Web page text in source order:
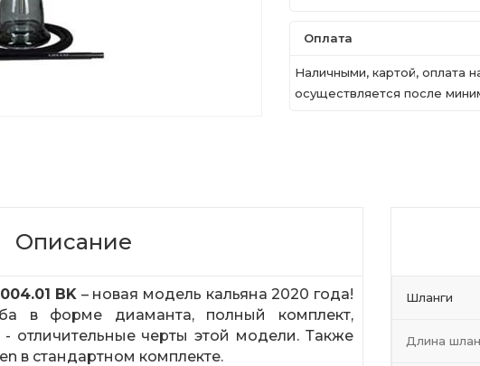
Оплата
Наличными, картой, оплата
осуществляется после
Описание
BK – новая модель кальяна 2020 года!
в форме диаманта, полный комплект,
отличительные черты этой модели. Также
в стандартном комплекте.
Шланги
Длина